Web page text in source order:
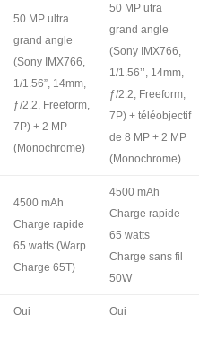
50 MP ultra
grand angle
(Sony IMX766,
1/1.56”, 14mm,
ƒ/2.2, Freeform,
7P) + 2 MP
(Monochrome)
50 MP utra
grand angle
(Sony IMX766,
1/1.56’’, 14mm,
ƒ/2.2, Freeform,
7P) + téléobjectif
de 8 MP + 2 MP
(Monochrome)
4500 mAh
Charge rapide
65 watts (Warp
Charge 65T)
4500 mAh
Charge rapide
65 watts
Charge sans fil
50W
Oui Oui